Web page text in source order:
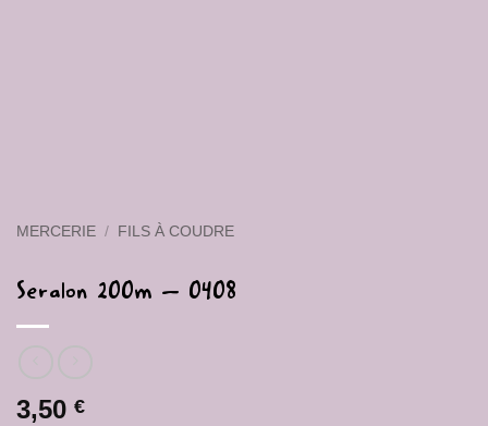
MERCERIE / FILS À COUDRE
Seralon 200m – 0408
3,50 €